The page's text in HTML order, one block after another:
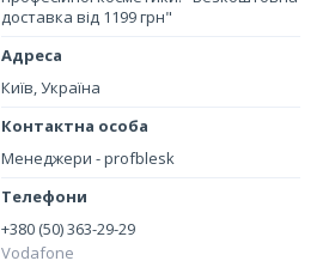
доставка від 1199 грн"
Київ, Україна
Менеджери - profblesk
+380 (50) 363-29-29
Vodafone